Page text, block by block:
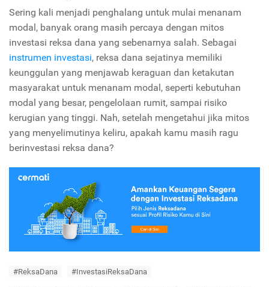
Sering kali menjadi penghalang untuk mulai menanam
modal, banyak orang masih percaya dengan mitos
investasi reksa dana yang sebenarnya salah. Sebagai
instrumen investasi, reksa dana sejatinya memiliki
keunggulan yang menjawab keraguan dan ketakutan
masyarakat untuk menanam modal, seperti kebutuhan
modal yang besar, pengelolaan rumit, sampai risiko
kerugian yang tinggi. Nah, setelah mengetahui jika mitos
yang menyelimutinya keliru, apakah kamu masih ragu
berinvestasi reksa dana?
#ReksaDana #InvestasiReksaDana